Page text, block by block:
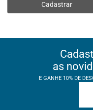
Cadastrar
as
E GANHE 10% DE